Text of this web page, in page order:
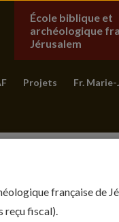
École biblique et
archéologique
Jérusalem
Projets Fr.
française de
reçu fiscal).